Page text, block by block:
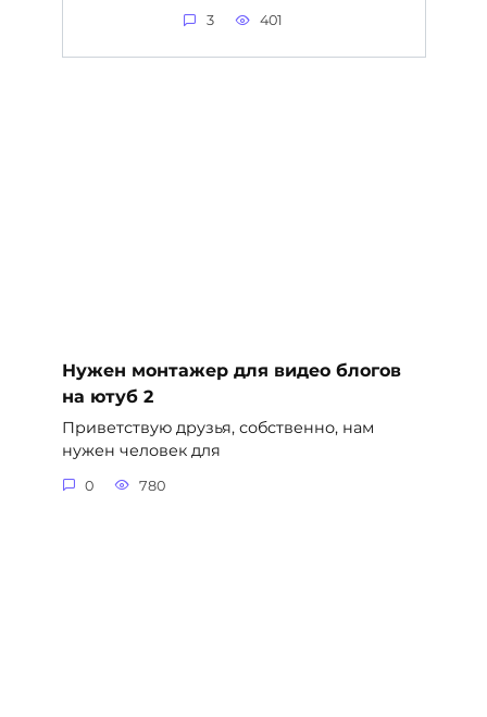
3 401
Нужен монтажер для видео блогов
на ютуб 2
Приветствую друзья, собственно, нам
нужен человек для
0 780